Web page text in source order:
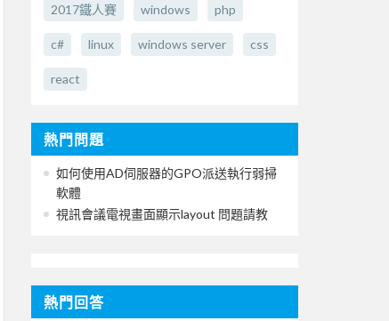
2017鐵人賽 windows php
c# linux windows server css
react
熱門問題
如何使用AD伺服器的GPO派送執行弱掃
軟體
視訊會議電視畫面顯示layout 問題請教
熱門回答